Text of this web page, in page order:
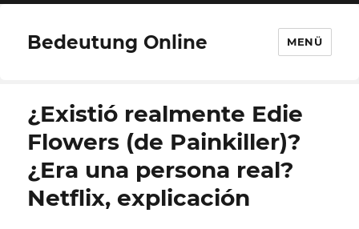
Bedeutung Online MENÜ
¿Existió realmente Edie
Flowers (de Painkiller)?
¿Era una persona real?
Netflix, explicación